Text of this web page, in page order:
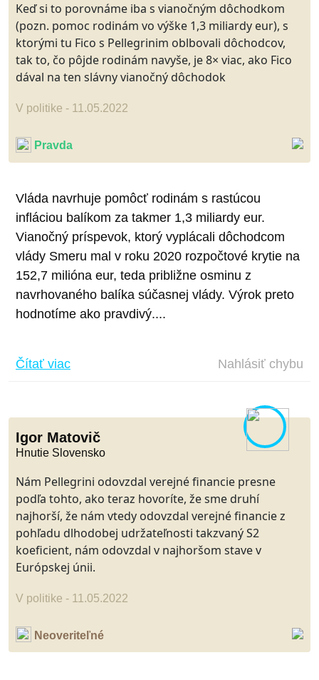
Keď si to porovnáme iba s vianočným dôchodkom
(pozn. pomoc rodinám vo výške 1,3 miliardy eur), s
ktorými tu Fico s Pellegrinim oblbovali dôchodcov,
tak to, čo pôjde rodinám navyše, je 8× viac, ako Fico
dával na ten slávny vianočný dôchodok
V politike - 11.05.2022
Pravda
Vláda navrhuje pomôcť rodinám s rastúcou
infláciou balíkom za takmer 1,3 miliardy eur.
Vianočný príspevok, ktorý vyplácali dôchodcom
vlády Smeru mal v roku 2020 rozpočtové krytie na
152,7 milióna eur, teda približne osminu z
navrhovaného balíka súčasnej vlády. Výrok preto
hodnotíme ako pravdivý....
Čítať viac Nahlásiť chybu
Igor Matovič
Hnutie Slovensko
Nám Pellegrini odovzdal verejné financie presne
podľa tohto, ako teraz hovoríte, že sme druhí
najhorší, že nám vtedy odovzdal verejné financie z
pohľadu dlhodobej udržateľnosti takzvaný S2
koeficient, nám odovzdal v najhoršom stave v
Európskej únii.
V politike - 11.05.2022
Neoveriteľné